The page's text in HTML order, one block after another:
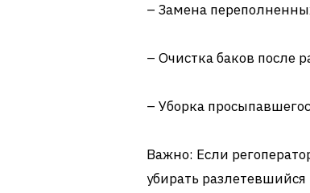
– Замена
– Очистка баков после
– Уборка
Важно: Если
убирать разлетевшийся